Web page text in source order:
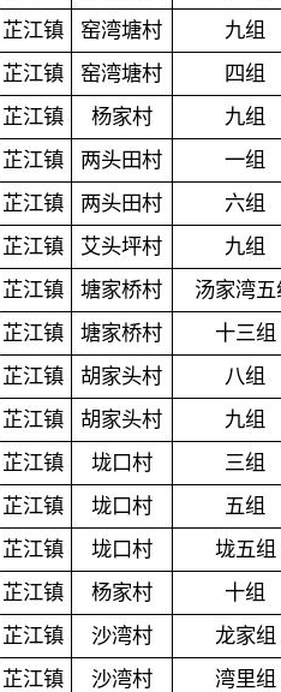
芷江镇
窑湾塘村
九组
芷江镇
窑湾塘村
四组
芷江镇
杨家村
九组
芷江镇
两头田村
一组
芷江镇
两头田村
六组
芷江镇
艾头坪村
九组
芷江镇
塘家桥村
汤家湾五
芷江镇
塘家桥村
十三组
芷江镇
胡家头村
八组
芷江镇
胡家头村
九组
芷江镇
垅口村
三组
芷江镇
垅口村
五组
芷江镇
垅口村
垅五组
芷江镇
杨家村
十组
芷江镇
沙湾村
龙家组
芷江镇
沙湾村
湾里组